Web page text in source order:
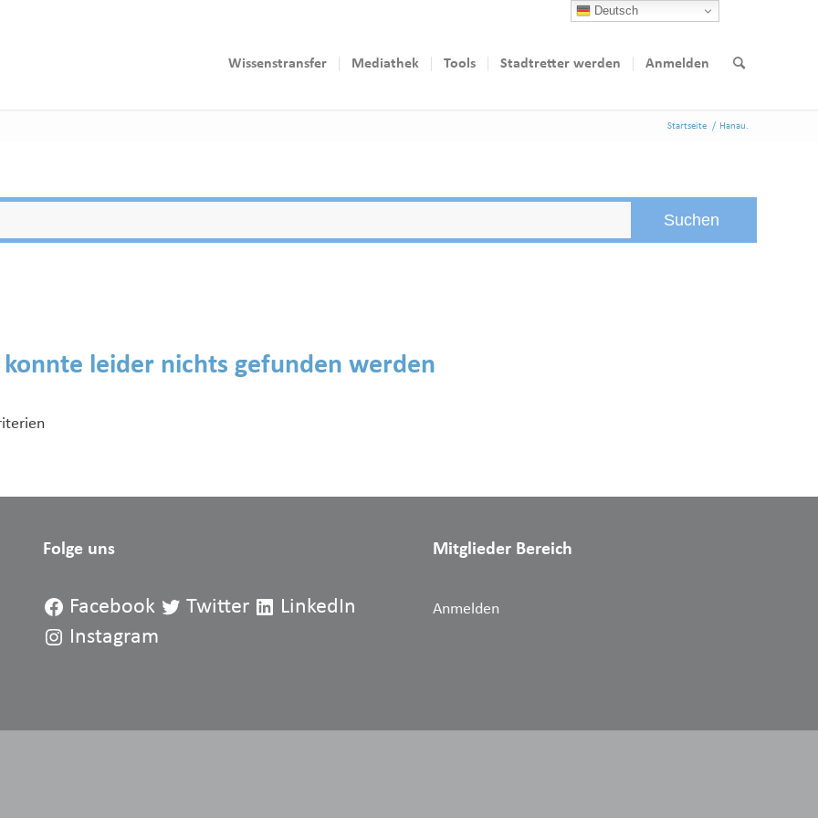
Wissenstransfer Mediathek Tools Stadtretter werden Anmelden
Startseite / Hanau.
konnte leider nichts gefunden werden
Folge uns
Facebook Twitter
LinkedIn
Instagram
Mitglieder Bereich
Anmelden
Deutsch